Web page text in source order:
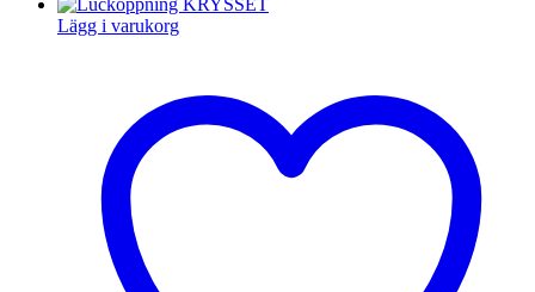
Lägg i varukorg